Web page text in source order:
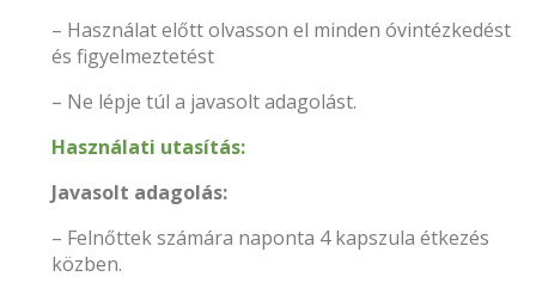
– Használat előtt olvasson el minden óvintézkedést
és figyelmeztetést
– Ne lépje túl a javasolt adagolást.
Használati utasítás:
Javasolt adagolás:
– Felnőttek számára naponta 4 kapszula étkezés
közben.